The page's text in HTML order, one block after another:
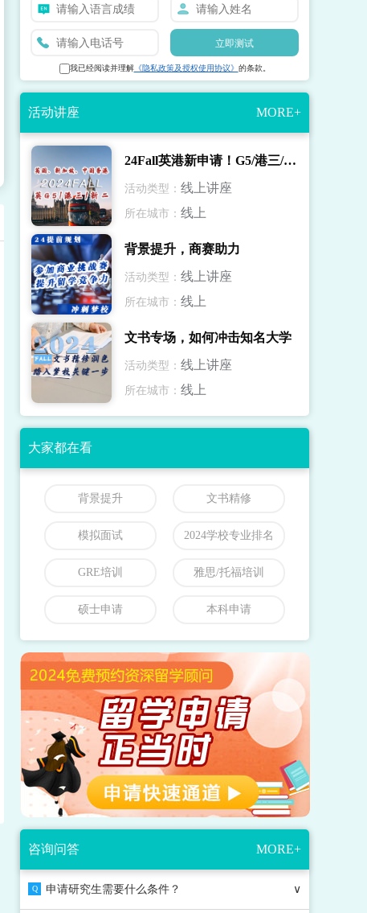
立即测试
我已经阅读并理解《隐私政策及授权使用协议》 的条款。
活动讲座 MORE+
24Fall英港新申请！G5/港三/新二录取解读
活动类型： 线上讲座
所在城市： 线上
背景提升，商赛助力
活动类型： 线上讲座
所在城市： 线上
文书专场，如何冲击知名大学
活动类型： 线上讲座
所在城市： 线上
大家都在看
背景提升 文书精修
模拟面试 2024学校专业排名
GRE培训 雅思/托福培训
硕士申请 本科申请
咨询问答 MORE+
Q 申请研究生需要什么条件？ ∨